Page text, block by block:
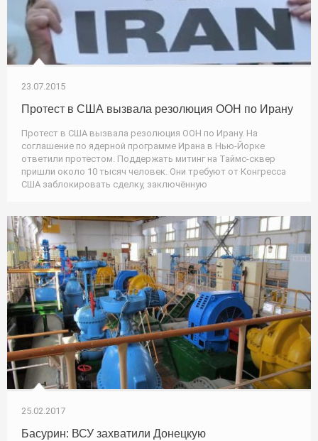
23.07.2015
Протест в США вызвала резолюция ООН по Ирану
Протест в США вызвала резолюция ООН по Ирану. На
соглашение по ядерной программе Ирана в Нью-Йорке
ответили протестом. Поддержать митинг на Таймс-сквер
пришли около 10 тысяч человек. Они требуют от Конгресса
США заблокировать сделку, заключённую
25.02.2017
Басурин: ВСУ захватили Донецкую